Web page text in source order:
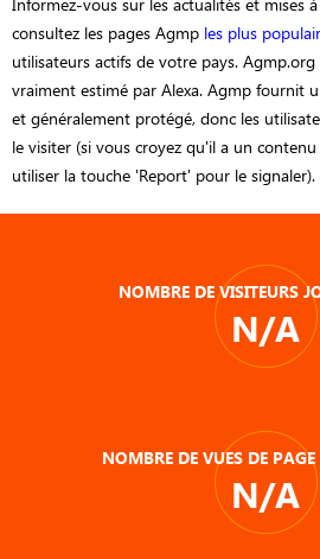
consultez les pages Agmp les plus
utilisateurs actifs de votre pays.
vraiment estimé par Alexa. Agmp fournit
et généralement protégé, donc les
le visiter (si vous croyez qu'il a un
utiliser la touche 'Report' pour le signaler).
NOMBRE DE VISITEURS
N/A
NOMBRE DE VUES DE
N/A